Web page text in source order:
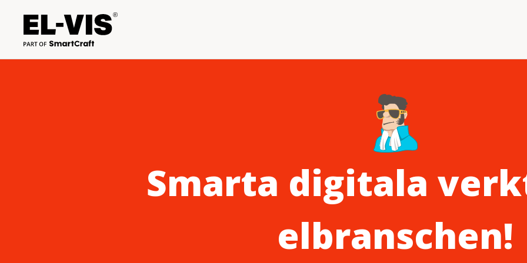
Smarta digitala
elbranschen!